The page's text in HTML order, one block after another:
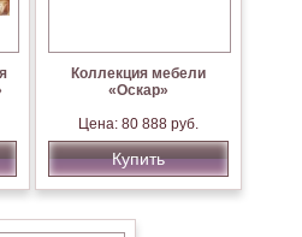
Коллекция мебели
«Оскар»
Цена: 80 888 руб.
Купить